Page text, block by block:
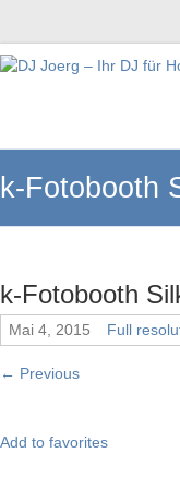
Firmenfeier.
k-Fotobooth
k-Fotobooth
Mai 4, 2015 Full
← Previous
Add to favorites